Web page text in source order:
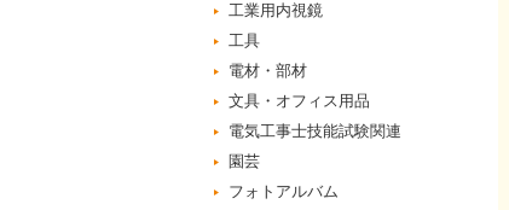
工業用内視鏡
工具
電材・部材
文具・オフィス用品
電気工事士技能試験関連
園芸
フォトアルバム